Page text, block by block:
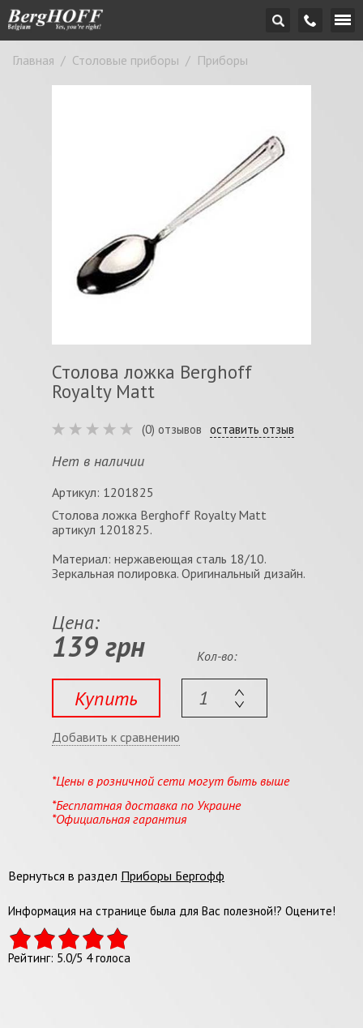
Главная / Столовые приборы / Приборы
Столова ложка Berghoff
Royalty Matt
(0) отзывов оставить отзыв
Нет в наличии
Артикул: 1201825
Столова ложка Berghoff Royalty Matt
артикул 1201825.
Материал: нержавеющая сталь 18/10.
Зеркальная полировка. Оригинальный дизайн.
Цена:
139 грн
Купить
Кол-во:
Добавить к сравнению
*Цены в розничной сети могут быть выше
*Бесплатная доставка по Украине
*Официальная гарантия
Вернуться в раздел Приборы Бергофф
Информация на странице была для Вас полезной!? Оцените!
Рейтинг: 5.0/5 4голоса